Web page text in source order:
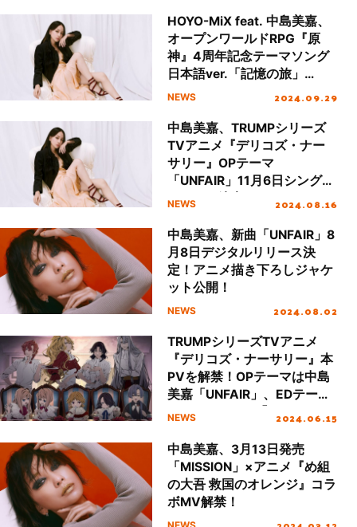
HOYO-MiX feat. 中島美嘉、
オープンワールドRPG『原
神』4周年記念テーマソング
日本語ver.「記憶の旅」
MUSIC VIDEO解禁！
NEWS 2024.09.29
中島美嘉、TRUMPシリーズ
TVアニメ『デリコズ・ナー
サリー』OPテーマ
「UNFAIR」11月6日シングル
リリース決定！
NEWS 2024.08.16
中島美嘉、新曲「UNFAIR」8
月8日デジタルリリース決
定！アニメ描き下ろしジャケ
ット公開！
NEWS 2024.08.02
TRUMPシリーズTVアニメ
『デリコズ・ナーサリー』本
PVを解禁！OPテーマは中島
美嘉「UNFAIR」、EDテーマ
はAnonymouz「Prayer」に
NEWS 2024.06.15
中島美嘉、3月13日発売
「MISSION」×アニメ『め組
の大吾 救国のオレンジ』コラ
ボMV解禁！